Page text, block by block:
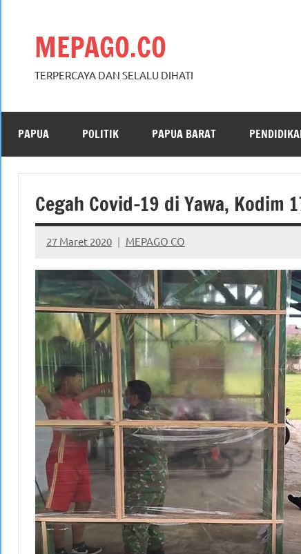
MEPAGO.CO
TERPERCAYA DAN SELALU DIHATI
PAPUA POLITIK PAPUA BARAT
Cegah Covid-19 di Yawa, Kodim
27 Maret 2020 MEPAGO CO
No
comments